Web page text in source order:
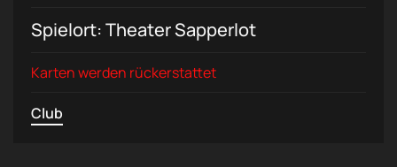
Spielort: Theater Sapperlot
Karten werden rückerstattet
Club